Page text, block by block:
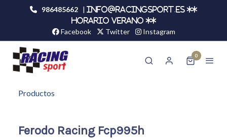
986485662 |
info@racingsport.es **
HORARIO VERANO **
Facebook Twitter Instagram
0
Productos
Ferodo Racing Fcp995h